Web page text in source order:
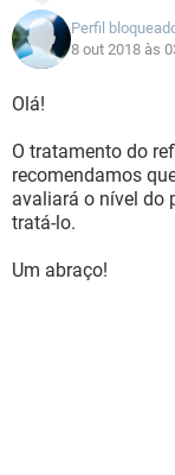
Perfil
8 out 2018 às
Olá!
O tratamento do
recomendamos
avaliará o nível do
tratá-lo.
Um abraço!